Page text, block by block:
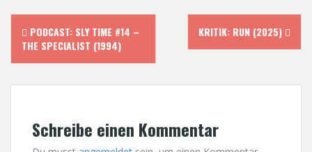
P
o
s
PODCAST: SLY TIME #14 –
THE SPECIALIST (1994)
KRITIK: RUN (2025)
Schreibe einen Kommentar